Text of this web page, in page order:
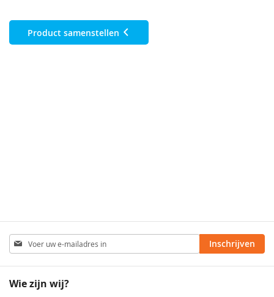
Product samenstellen
Abonneer
u
op
nieuwsbrief
Inschrijven
Wie zijn wij?